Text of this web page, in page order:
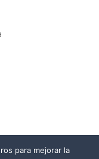
para mejorar la